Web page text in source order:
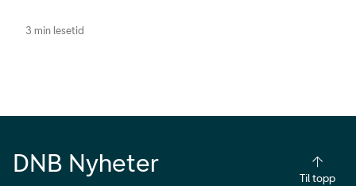
3 min lesetid
DNB Nyheter
Til topp